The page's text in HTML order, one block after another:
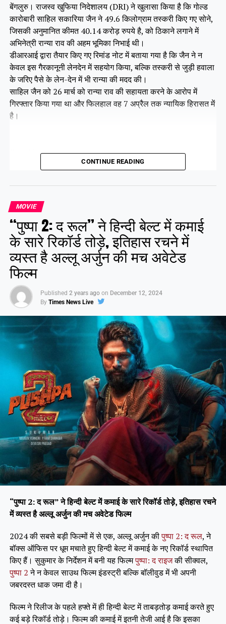
बेंगलुरु। राजस्व खुफिया निदेशालय (DRI) ने खुलासा किया है कि गोल्ड
कारोबारी साहिल सकारिया जैन ने 49.6 किलोग्राम तस्करी किए गए सोने,
जिसकी अनुमानित कीमत 40.14 करोड़ रुपये है, को ठिकाने लगाने में
अभिनेत्री रान्या राव की अहम भूमिका निभाई थी।
डीआरआई द्वारा तैयार किए गए रिमांड नोट में बताया गया है कि जैन ने न
केवल इस गैरकानूनी लेनदेन में सहयोग किया, बल्कि तस्करी से जुड़ी हवाला
के जरिए पैसे के लेन-देन में भी रान्या की मदद की।
साहिल जैन को 26 मार्च को रान्या राव की सहायता करने के आरोप में
गिरफ्तार किया गया था और फिलहाल वह 7 अप्रैल तक न्यायिक हिरासत में
है।
Facebook X
Like this:
CONTINUE READING
MOVIE
“पुष्पा 2: द रूल” ने हिन्दी बेल्ट में कमाई
के सारे रिकॉर्ड तोड़े, इतिहास रचने में
व्यस्त है अल्लू अर्जुन की मच अवेटेड
फिल्म
Published 2 years ago on December 12, 2024
By Times News Live
“पुष्पा 2: द रूल” ने हिन्दी बेल्ट में कमाई के सारे रिकॉर्ड तोड़े, इतिहास रचने
में व्यस्त है अल्लू अर्जुन की मच अवेटेड फिल्म
2024 की सबसे बड़ी फिल्मों में से एक, अल्लू अर्जुन कीपुष्पा 2: द रूल, ने
बॉक्स ऑफिस पर धूम मचाते हुए हिन्दी बेल्ट में कमाई के नए रिकॉर्ड स्थापित
किए हैं। सुकुमार के निर्देशन में बनी यह फिल्मपुष्पा: द राइजकी सीक्वल,
पुष्पा 2ने न केवल साउथ फिल्म इंडस्ट्री बल्कि बॉलीवुड में भी अपनी
जबरदस्त धाक जमा दी है।
फिल्म ने रिलीज के पहले हफ्ते में ही हिन्दी बेल्ट में ताबड़तोड़ कमाई करते हुए
कई बड़े रिकॉर्ड तोड़े। फिल्म की कमाई में इतनी तेजी आई है कि इसका